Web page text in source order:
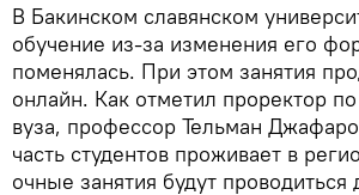
В Бакинском славянском
обучение из-за изменения его
поменялась. При этом занятия
онлайн. Как отметил проректор
вуза, профессор Тельман
часть студентов проживает в
очные занятия будут проводиться